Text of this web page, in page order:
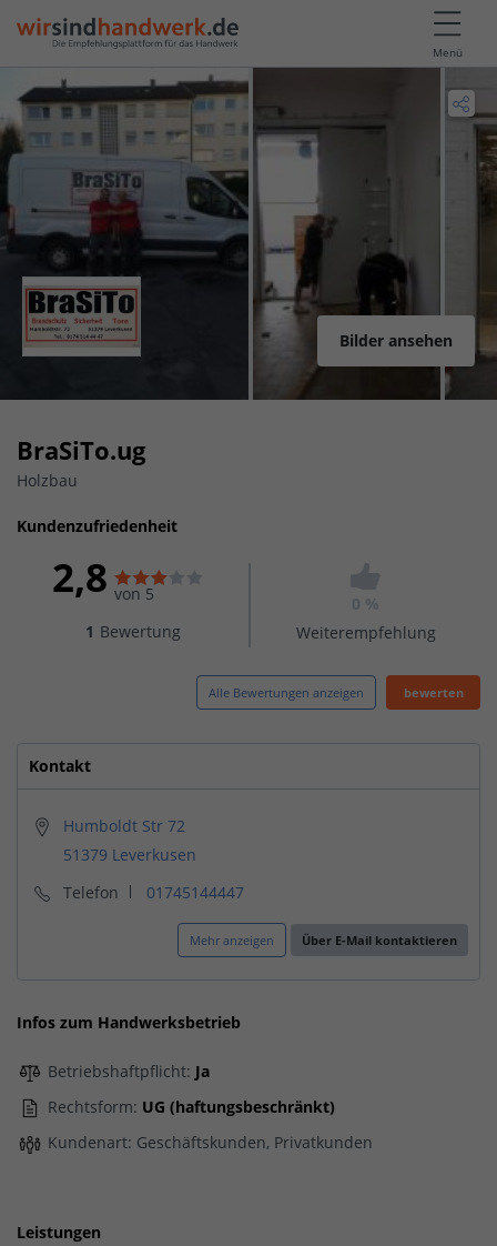
Menü
Bilder ansehen
BraSiTo.ug
Holzbau
Kundenzufriedenheit
2,8 von 5
1 Bewertung
0 %
Weiterempfehlung
Alle Bewertungen anzeigen bewerten
Kontakt
Humboldt Str 72
51379 Leverkusen
Telefon
01745144447
Mehr anzeigen Über E-Mail kontaktieren
Infos zum Handwerksbetrieb
Betriebshaftpflicht: Ja
Rechtsform: UG (haftungsbeschränkt)
Kundenart: Geschäftskunden, Privatkunden
Leistungen